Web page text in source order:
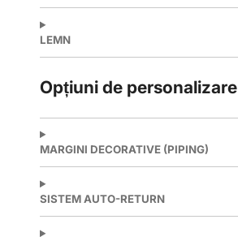
LEMN
Opțiuni de personalizare
MARGINI DECORATIVE (PIPING)
SISTEM AUTO-RETURN